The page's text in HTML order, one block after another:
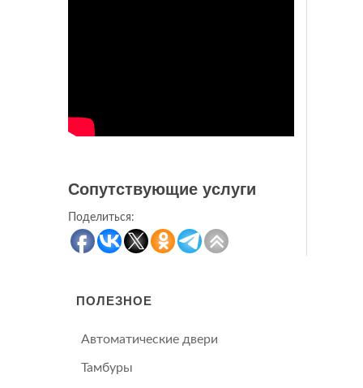
Сопутствующие услуги
Поделиться:
ПОЛЕЗНОЕ
Автоматические двери
Тамбуры